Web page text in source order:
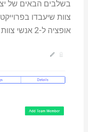
בשלבים הבאים של
צוות שיעבדו
אופציה ל-2 אנשי צוות בלבד)